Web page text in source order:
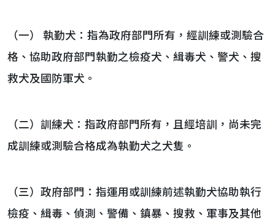
（一） 執勤犬：指為政府部門所有，經訓練或測驗合
格、協助政府部門執勤之檢疫犬、緝毒犬、警犬、搜
救犬及國防軍犬。
（二）訓練犬：指政府部門所有，且經培訓，尚未完
成訓練或測驗合格成為執勤犬之犬隻。
（三）政府部門：指運用或訓練前述執勤犬協助執行
檢疫、緝毒、偵測、警備、鎮暴、搜救、軍事及其他